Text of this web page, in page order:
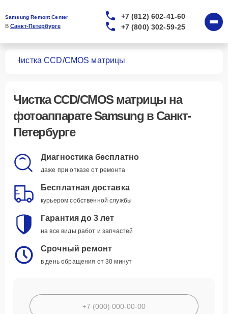
Samsung Remont Center
В Санкт-Петербурге
+7 (812) 602-41-60
+7 (800) 302-59-25
Чистка CCD/CMOS матрицы
Чистка CCD/CMOS матрицы на
фотоаппарате Samsung в Санкт-
Петербурге
Диагностика бесплатно
даже при отказе от ремонта
Бесплатная доставка
курьером собственной службы
Гарантия до 3 лет
на все виды работ и запчастей
Срочный ремонт
в день обращения от 30 минут